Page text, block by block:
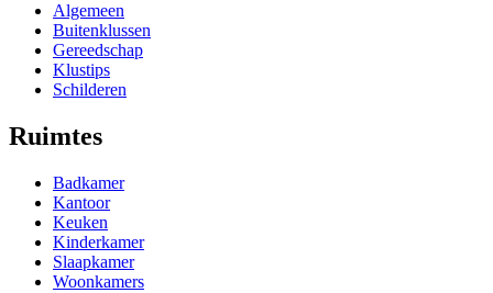
Algemeen
Buitenklussen
Gereedschap
Klustips
Schilderen
Ruimtes
Badkamer
Kantoor
Keuken
Kinderkamer
Slaapkamer
Woonkamers